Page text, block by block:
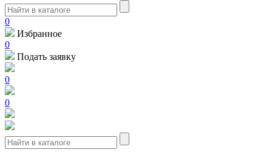
0
Избранное
0
Подать заявку
0
0